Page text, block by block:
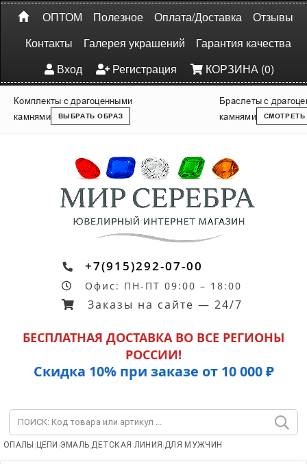
ОПТОМ Полезное Оплата/Доставка
Отзывы
Контакты
Галерея украшений
Гарантия качества
Вход
Регистрация КОРЗИНА (0)
Комплекты с драгоценными
камнями
ВЫБРАТЬ ОБРАЗ
Браслеты с
камнями
СМОТРЕТЬ
+7(915)292-07-00
Офис: ПН-ПТ 09:00 – 18:00
Заказы на сайте — 24/7
БЕСПЛАТНАЯ ДОСТАВКА ВО ВСЕ РЕГИОНЫ
РОССИИ!
Скидка 10% при заказе от 10 000 ₽
ОПАЛЫ | ЦЕПИ |ЭМАЛЬ|ДЕТСКАЯ ЛИНИЯ |ДЛЯ МУЖЧИН